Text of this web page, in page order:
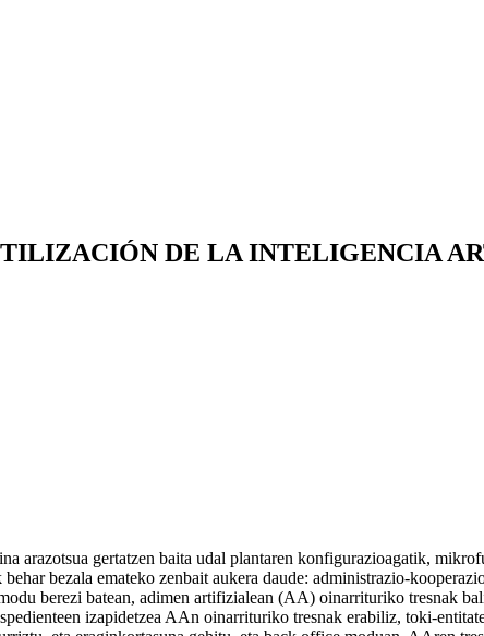
DE LA INTELIGENCIA
arazotsua gertatzen baita udal plantaren konfigurazioagatik,
bezala emateko zenbait aukera daude: administrazio-
berezi batean, adimen artifizialean (AA) oinarrituriko tresnak
izapidetzea AAn oinarrituriko tresnak erabiliz, toki-